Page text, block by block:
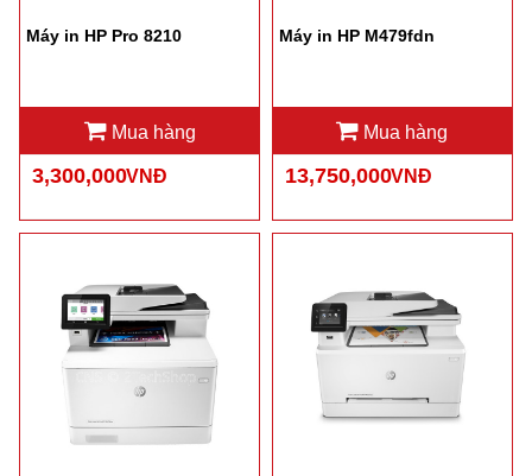
Máy in HP Pro 8210
Mua hàng
3,300,000VNĐ
Máy in HP M479fdn
Mua hàng
13,750,000VNĐ